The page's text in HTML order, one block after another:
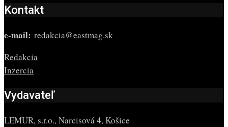
Kontakt
e-mail: redakcia@eastmag.sk
Redakcia
Inzercia
Vydavateľ
LEMUR, s.r.o., Narcisová 4, Košice